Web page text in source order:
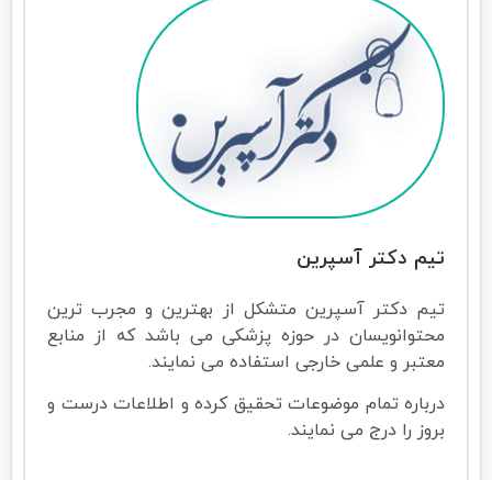
تیم دکتر آسپرین
تیم دکتر آسپرین متشکل از بهترین و مجرب ترین
محتوانویسان در حوزه پزشکی می باشد که از منابع
معتبر و علمی خارجی استفاده می نمایند.
درباره تمام موضوعات تحقیق کرده و اطلاعات درست و
بروز را درج می نمایند.